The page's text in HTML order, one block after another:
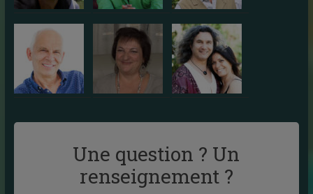
Une question ? Un
renseignement ?